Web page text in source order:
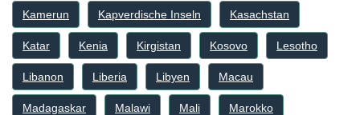
Kamerun Kapverdische Inseln Kasachstan
Katar Kenia Kirgistan Kosovo Lesotho
Libanon Liberia Libyen Macau
Madagaskar Malawi Mali Marokko